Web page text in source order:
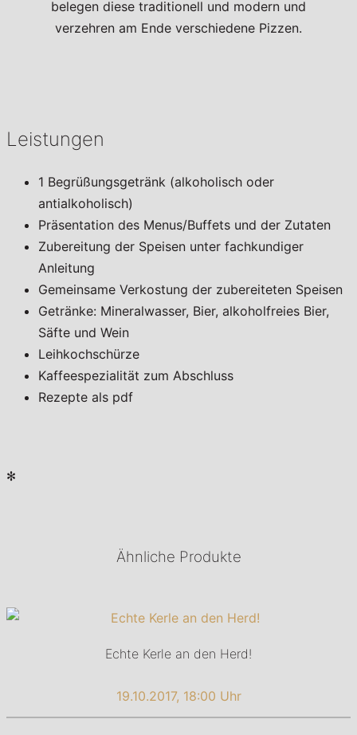
belegen diese traditionell und modern und
verzehren am Ende verschiedene Pizzen.
Leistungen
1 Begrüßungsgetränk (alkoholisch oder
antialkoholisch)
Präsentation des Menus/Buffets und der Zutaten
Zubereitung der Speisen unter fachkundiger
Anleitung
Gemeinsame Verkostung der zubereiteten Speisen
Getränke: Mineralwasser, Bier, alkoholfreies Bier,
Säfte und Wein
Leihkochschürze
Kaffeespezialität zum Abschluss
Rezepte als pdf
✻
Ähnliche Produkte
Echte Kerle an den Herd!
19.10.2017, 18:00 Uhr